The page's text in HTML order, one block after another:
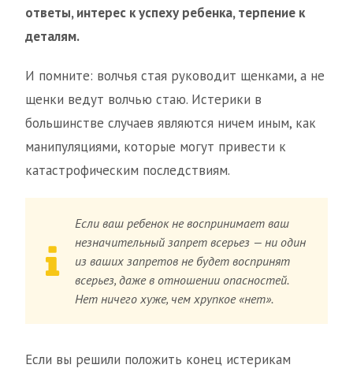
ответы, интерес к успеху ребенка, терпение к
деталям.
И помните: волчья стая руководит щенками, а не
щенки ведут волчью стаю. Истерики в
большинстве случаев являются ничем иным, как
манипуляциями, которые могут привести к
катастрофическим последствиям.
Если ваш ребенок не воспринимает ваш
незначительный запрет всерьез — ни один
из ваших запретов не будет воспринят
всерьез, даже в отношении опасностей.
Нет ничего хуже, чем хрупкое «нет».
Если вы решили положить конец истерикам